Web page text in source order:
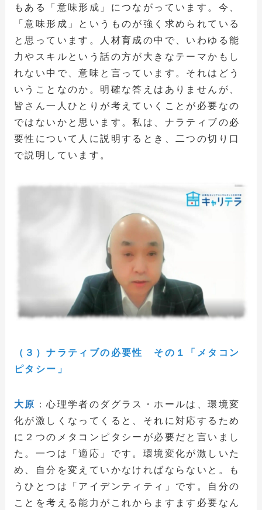
もある「意味形成」につながっています。今、
「意味形成」というものが強く求められている
と思っています。人材育成の中で、いわゆる能
力やスキルという話の方が大きなテーマかもし
れない中で、意味と言っています。それはどう
いうことなのか。明確な答えはありませんが、
皆さん一人ひとりが考えていくことが必要なの
ではないかと思います。私は、ナラティブの必
要性について人に説明するとき、二つの切り口
で説明しています。
（３）ナラティブの必要性 その１「メタコン
ピタシー」
大原 ：心理学者のダグラス・ホールは、環境変
化が激しくなってくると、それに対応するため
に２つのメタコンピタシーが必要だと言いまし
た。一つは「適応」です。環境変化が激しいた
め、自分を変えていかなければならないと。も
うひとつは「アイデンティティ」です。自分の
ことを考える能力がこれからますます必要なん